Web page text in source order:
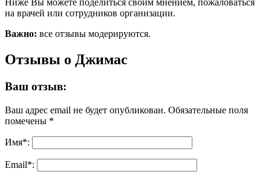
Ниже Вы можете поделиться своим мнением, пожаловаться
на врачей или сотрудников организации.
Важно: все отзывы модерируются.
Отзывы о Джимас
Ваш отзыв:
Ваш адрес email не будет опубликован. Обязательные поля
помечены *
Имя*:
Email*: